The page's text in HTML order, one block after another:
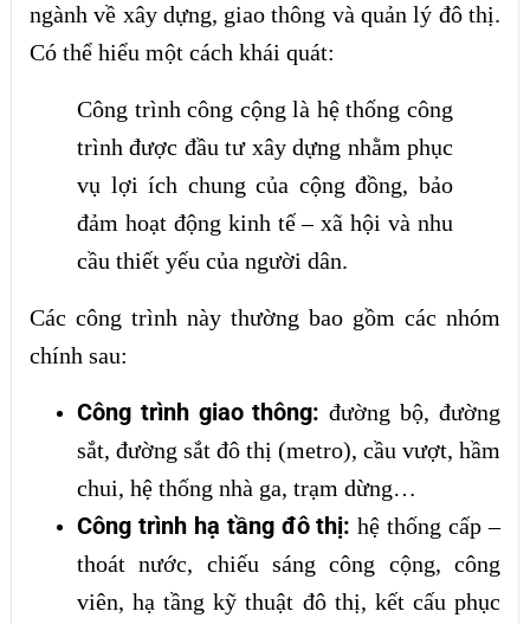
ngành về xây dựng, giao thông và quản lý đô thị.
Có thể hiểu một cách khái quát:
Công trình công cộng là hệ thống công
trình được đầu tư xây dựng nhằm phục
vụ lợi ích chung của cộng đồng, bảo
đảm hoạt động kinh tế – xã hội và nhu
cầu thiết yếu của người dân.
Các công trình này thường bao gồm các nhóm
chính sau:
Công trình giao thông: đường bộ, đường
sắt, đường sắt đô thị (metro), cầu vượt, hầm
chui, hệ thống nhà ga, trạm dừng…
Công trình hạ tầng đô thị: hệ thống cấp –
thoát nước, chiếu sáng công cộng, công
viên, hạ tầng kỹ thuật đô thị, kết cấu phục